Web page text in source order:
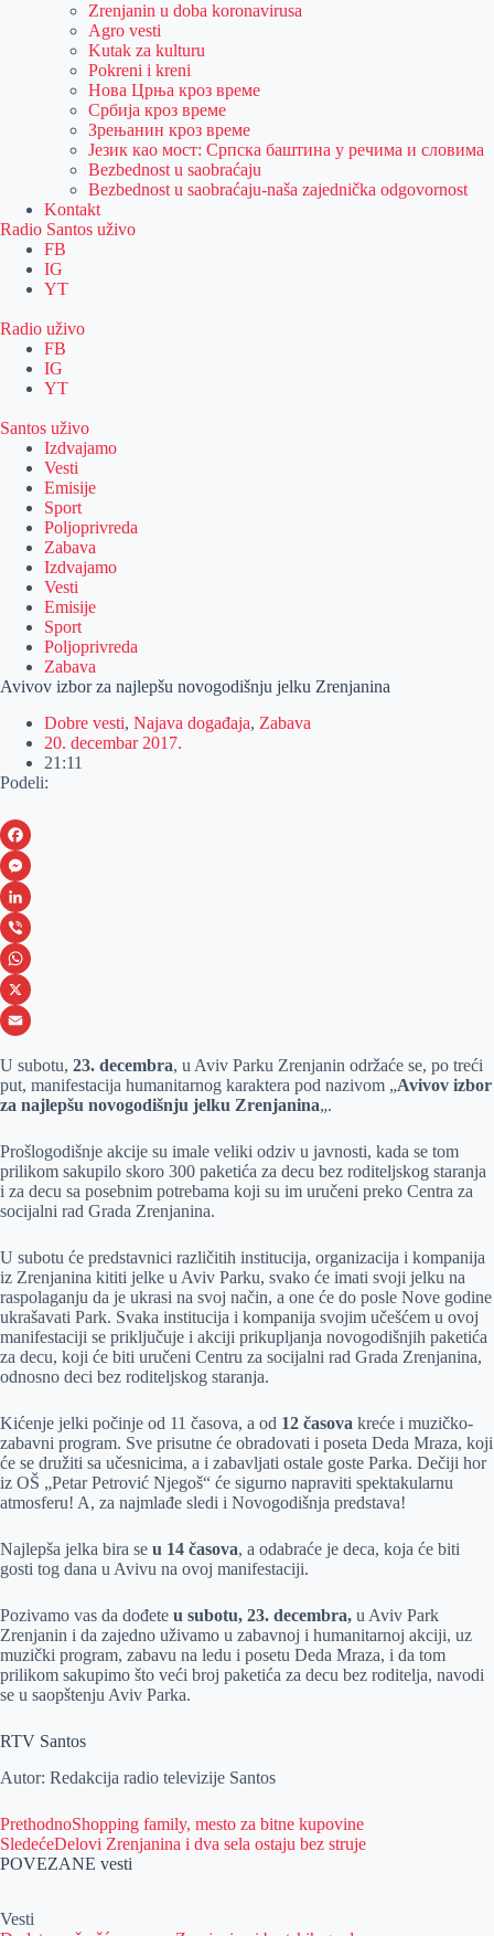
Zrenjanin u doba koronavirusa
Agro vesti
Kutak za kulturu
Pokreni i kreni
Нова Црња кроз време
Србија кроз време
Зрењанин кроз време
Језик као мост: Српска баштина у речима и словима
Bezbednost u saobraćaju
Bezbednost u saobraćaju-naša zajednička odgovornost
Kontakt
Radio Santos uživo
FB
IG
YT
Radio uživo
FB
IG
YT
Santos uživo
Izdvajamo
Vesti
Emisije
Sport
Poljoprivreda
Zabava
Izdvajamo
Vesti
Emisije
Sport
Poljoprivreda
Zabava
Avivov izbor za najlepšu novogodišnju jelku Zrenjanina
Dobre vesti, Najava događaja, Zabava
20. decembar 2017.
21:11
Podeli:
F
a
c
e
b
o
k
M
e
s
s
e
g
e
r
L
i
n
k
d
I
n
V
i
b
r
W
h
t
s
A
p
p
X
m
a
i
l
U subotu, 23. decembra, u Aviv Parku Zrenjanin održaće se, po treći
put, manifestacija humanitarnog karaktera pod nazivom „Avivov izbor
za najlepšu novogodišnju jelku Zrenjanina„.
Prošlogodišnje akcije su imale veliki odziv u javnosti, kada se tom
prilikom sakupilo skoro 300 paketića za decu bez roditeljskog staranja
i za decu sa posebnim potrebama koji su im uručeni preko Centra za
socijalni rad Grada Zrenjanina.
U subotu će predstavnici različitih institucija, organizacija i kompanija
iz Zrenjanina kititi jelke u Aviv Parku, svako će imati svoji jelku na
raspolaganju da je ukrasi na svoj način, a one će do posle Nove godine
ukrašavati Park. Svaka institucija i kompanija svojim učešćem u ovoj
manifestaciji se priključuje i akciji prikupljanja novogodišnjih paketića
za decu, koji će biti uručeni Centru za socijalni rad Grada Zrenjanina,
odnosno deci bez roditeljskog staranja.
Kićenje jelki počinje od 11 časova, a od 12 časova kreće i muzičko-
zabavni program. Sve prisutne će obradovati i poseta Deda Mraza, koji
će se družiti sa učesnicima, a i zabavljati ostale goste Parka. Dečiji hor
iz OŠ „Petar Petrović Njegoš“ će sigurno napraviti spektakularnu
atmosferu! A, za najmlađe sledi i Novogodišnja predstava!
Najlepša jelka bira se u 14 časova, a odabraće je deca, koja će biti
gosti tog dana u Avivu na ovoj manifestaciji.
Pozivamo vas da dođete u subotu, 23. decembra, u Aviv Park
Zrenjanin i da zajedno uživamo u zabavnoj i humanitarnoj akciji, uz
muzički program, zabavu na ledu i posetu Deda Mraza, i da tom
prilikom sakupimo što veći broj paketića za decu bez roditelja, navodi
se u saopštenju Aviv Parka.
RTV Santos
Autor: Redakcija radio televizije Santos
PrethodnoShopping family, mesto za bitne kupovine
SledećeDelovi Zrenjanina i dva sela ostaju bez struje
POVEZANE vesti
Vesti